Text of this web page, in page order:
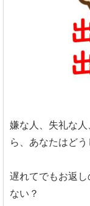
嫌な人、失礼な
ら、あなたはどう
遅れてでもお返
ない？